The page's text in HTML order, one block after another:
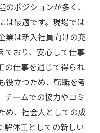
ポジションが多く、
は最適です。現場では
業は新入社員向けの充
ており、安心して仕事
の仕事を通じて得られ
役立つため、転職を考
チームでの協力やコミ
め、社会人としての成
解体工としての新しい